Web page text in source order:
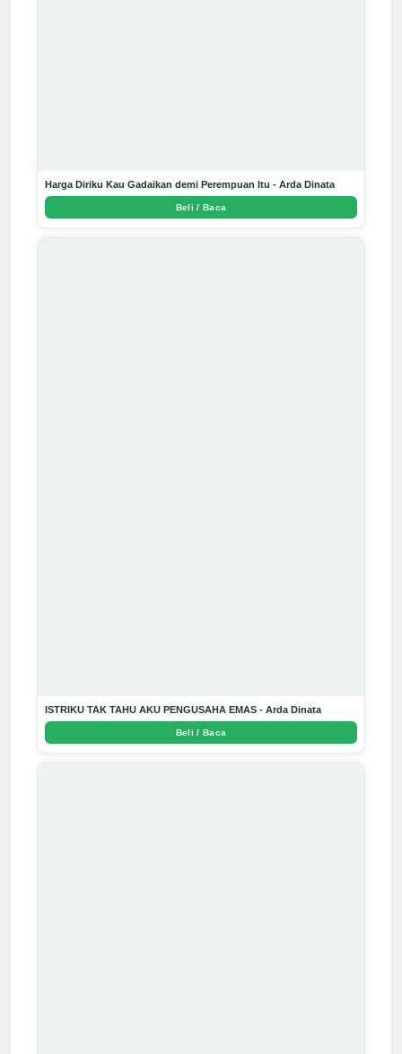
Harga Diriku Kau Gadaikan demi Perempuan Itu - Arda Dinata
Beli / Baca
ISTRIKU TAK TAHU AKU PENGUSAHA EMAS - Arda Dinata
Beli / Baca